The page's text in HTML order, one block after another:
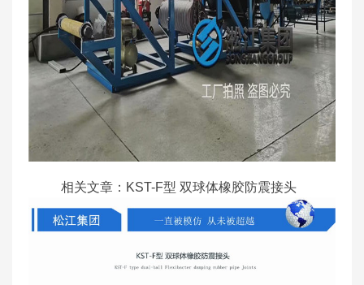
相关文章： KST-F型 双球体橡胶防震接头